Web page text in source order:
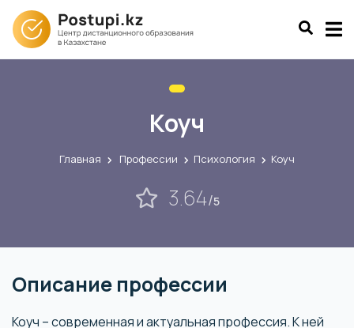
Коуч
Главная Профессии Психология Коуч
3.64/5
Описание профессии
Коуч – современная и актуальная профессия. К ней